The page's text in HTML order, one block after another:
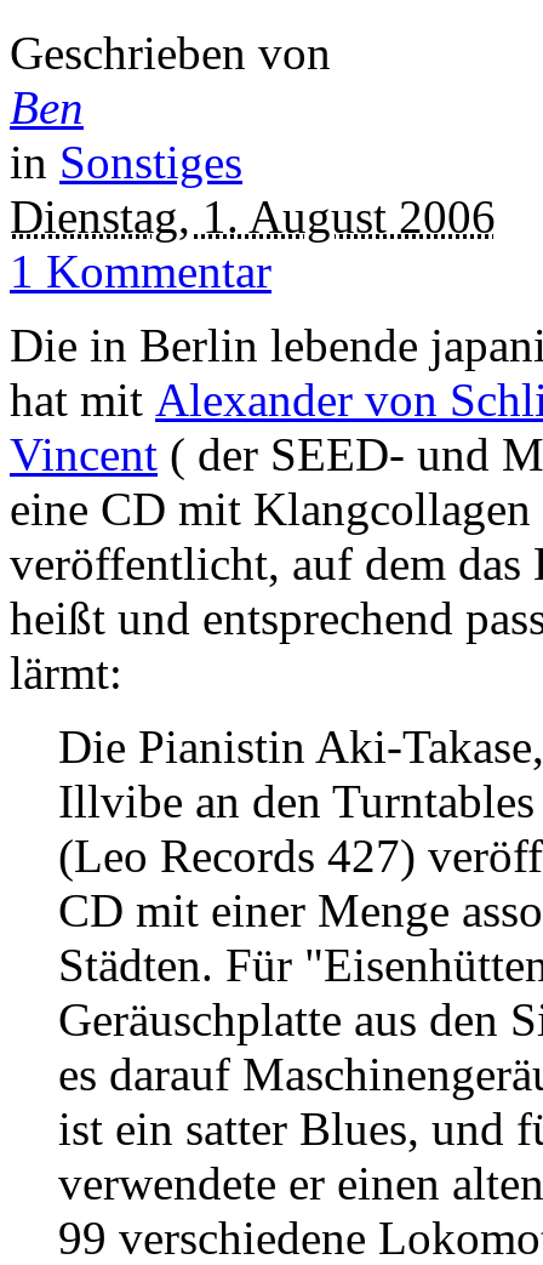
Geschrieben von
Ben
in Sonstiges
Dienstag, 1. August 2006
1 Kommentar
Die in Berlin lebende
hat mit Alexander von
Vincent ( der SEED- und
eine CD mit
veröffentlicht, auf dem das
heißt und entsprechend
lärmt:
Die Pianistin Aki-
Illvibe an den
(Leo Records 427)
CD mit einer Menge
Städten. Für
Geräuschplatte aus den
es darauf
ist ein satter Blues, und
verwendete er einen
99 verschiedene